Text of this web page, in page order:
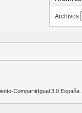
Archivos
CompartirIgual 3.0 España.